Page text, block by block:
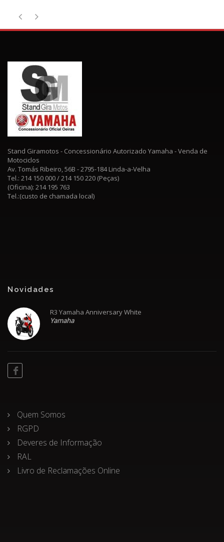
Stand Giramotos - Concessionário Autorizado Yamaha - Venda de
Motociclos
Av. Tomás Ribeiro, 56B - 2795-184 Linda-a-Velha
Tel.: 214 150 000 / 214 150 220 (Peças)
(Oficina): 214 195 763
Tel.:(custo de chamada local)
Novidades
R3 Yamaha Anniversary White
Yamaha
Yamaha
Quem Somos
RGPD
Deveres de Informação
RAL
Livro de Reclamações Online